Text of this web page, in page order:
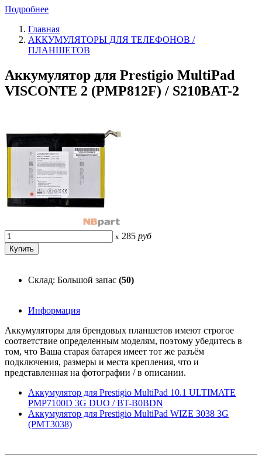
Подробнее
Главная
АККУМУЛЯТОРЫ ДЛЯ ТЕЛЕФОНОВ /
ПЛАНШЕТОВ
Аккумулятор для Prestigio MultiPad
VISCONTE 2 (PMP812F) / S210BAT-2
x 285 руб
Склад: Большой запас (50)
Информация
Аккумуляторы для брендовых планшетов имеют строгое
соответствие определенным моделям, поэтому убедитесь в
том, что Ваша старая батарея имеет тот же разъём
подключения, размеры и места крепления, что и
представленная на фотографии / в описании.
Аккумулятор для Prestigio MultiPad 10.1 ULTIMATE
PMP7100D 3G DUO / BT-B0BDN
Аккумулятор для Prestigio MultiPad WIZE 3038 3G
(PMT3038)